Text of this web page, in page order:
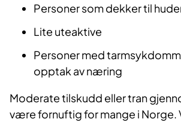
Personer som dekker til
Lite uteaktive
Personer med
opptak av næring
Moderate tilskudd eller tran
være fornuftig for mange i Norge.